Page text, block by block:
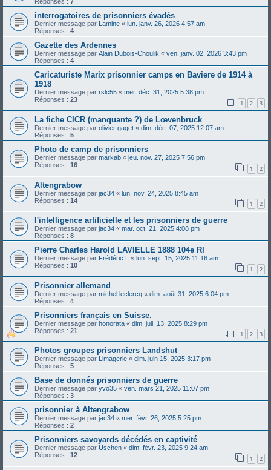
interrogatoires de prisonniers évadés
Dernier message par Lamine « lun. janv. 26, 2026 4:57 am
Réponses : 4
Gazette des Ardennes
Dernier message par Alain Dubois-Choulik « ven. janv. 02, 2026 3:43 pm
Réponses : 4
Caricaturiste Marix prisonnier camps en Baviere de 1914 à
1918
Dernier message par rslc55 « mer. déc. 31, 2025 5:38 pm
Réponses : 23 1 2 3
La fiche CICR (manquante ?) de Lœvenbruck
Dernier message par olivier gaget « dim. déc. 07, 2025 12:07 am
Réponses : 5
Photo de camp de prisonniers
Dernier message par markab « jeu. nov. 27, 2025 7:56 pm
Réponses : 16 1 2
Altengrabow
Dernier message par jac34 « lun. nov. 24, 2025 8:45 am
Réponses : 14 1 2
l'intelligence artificielle et les prisonniers de guerre
Dernier message par jac34 « mar. oct. 21, 2025 4:08 pm
Réponses : 8
Pierre Charles Harold LAVIELLE 1888 104e RI
Dernier message par Frédéric L « lun. sept. 15, 2025 11:16 am
Réponses : 10 1 2
Prisonnier allemand
Dernier message par michel leclercq « dim. août 31, 2025 6:04 pm
Réponses : 4
Prisonniers français en Suisse.
Dernier message par honorata « dim. juil. 13, 2025 8:29 pm
Réponses : 21 1 2 3
Photos groupes prisonniers Landshut
Dernier message par Limagerie « dim. juin 15, 2025 3:17 pm
Réponses : 5
Base de donnés prisonniers de guerre
Dernier message par yvo35 « ven. mars 21, 2025 11:07 pm
Réponses : 3
prisonnier à Altengrabow
Dernier message par jac34 « mer. févr. 26, 2025 5:25 pm
Réponses : 2
Prisonniers savoyards décédés en captivité
Dernier message par Uschen « dim. févr. 23, 2025 9:24 am
Réponses : 12 1 2